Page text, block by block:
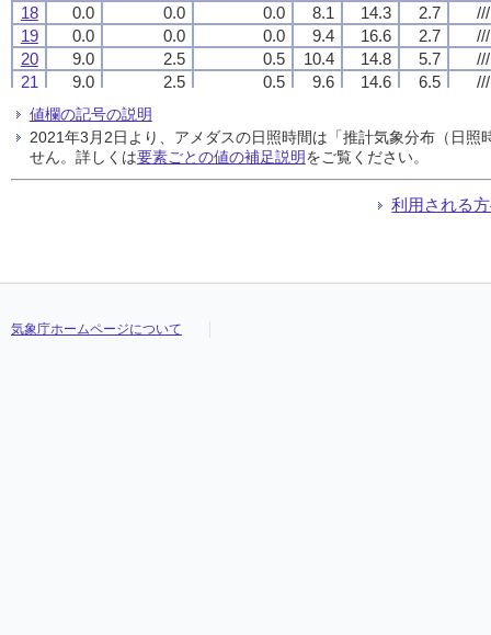
18
0.0 0.0 0.0 8.1 14.3 2.7
///
19
0.0 0.0 0.0 9.4 16.6 2.7
///
20
9.0 2.5 0.5 10.4 14.8 5.7
///
21
9.0 2.5 0.5 9.6 14.6 6.5
///
22
0.0
23
0.0 0.0 0.0 8.5 14.0 5.1
///
24
0.0 0.0 0.0 9.2 13.2 4.4
///
5.4
///
30
0.5 2.5 0.5 12.9 19.2 8.7
///
18
0.0 0.0 0.0 8.1 14.3 2.7
///
19
0.0 0.0 0.0 9.4 16.6 2.7
///
20
9.0 2.5 0.5 10.4 14.8 5.7
///
21
9.0 2.5 0.5 9.6 14.6 6.5
///
22
0.0
23
0.0 0.0 0.0 8.5 14.0 5.1
///
24
0.0 0.0 0.0 9.2 13.2 4.4
///
5.4
///
30
0.5 2.5 0.5 12.9 19.2 8.7
///
18
0.0 0.0 0.0 8.1 14.3 2.7
///
19
0.0 0.0 0.0 9.4 16.6 2.7
///
20
9.0 2.5 0.5 10.4 14.8 5.7
///
21
9.0 2.5 0.5 9.6 14.6 6.5
///
22
0.0
23
0.0 0.0 0.0 8.5 14.0 5.1
///
24
0.0 0.0 0.0 9.2 13.2 4.4
///
5.4
///
30
0.5 2.5 0.5 12.9 19.2 8.7
///
18
0.0 0.0 0.0 8.1 14.3 2.7
///
19
0.0 0.0 0.0 9.4 16.6 2.7
///
20
9.0 2.5 0.5 10.4 14.8 5.7
///
21
9.0 2.5 0.5 9.6 14.6 6.5
///
22
0.0
23
0.0 0.0 0.0 8.5 14.0 5.1
///
24
0.0 0.0 0.0 9.2 13.2 4.4
///
5.4
///
30
0.5 2.5 0.5 12.9 19.2 8.7
///
値欄の記号の説明
2021年3月2日より、アメダスの日照時間は「推計気象分布（日
せん。詳しくは要素ごとの値の補足説明をご覧ください。
利用される
気象庁ホームページについて